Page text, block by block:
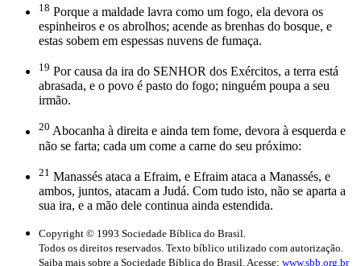
18 Porque a maldade lavra como um fogo, ela devora os
espinheiros e os abrolhos; acende as brenhas do bosque, e
estas sobem em espessas nuvens de fumaça.
19 Por causa da ira do SENHOR dos Exércitos, a terra está
abrasada, e o povo é pasto do fogo; ninguém poupa a seu
irmão.
20 Abocanha à direita e ainda tem fome, devora à esquerda e
não se farta; cada um come a carne do seu próximo:
21 Manassés ataca a Efraim, e Efraim ataca a Manassés, e
ambos, juntos, atacam a Judá. Com tudo isto, não se aparta a
sua ira, e a mão dele continua ainda estendida.
Copyright © 1993 Sociedade Bíblica do Brasil.
Todos os direitos reservados. Texto bíblico utilizado com autorização.
Saiba mais sobre a Sociedade Bíblica do Brasil. Acesse: www.sbb.org.br